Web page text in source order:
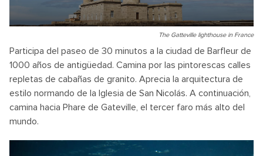
The Gatteville lighthouse in France
Participa del paseo de 30 minutos a la ciudad de Barfleur de
1000 años de antigüedad. Camina por las pintorescas calles
repletas de cabañas de granito. Aprecia la arquitectura de
estilo normando de la Iglesia de San Nicolás. A continuación,
camina hacia Phare de Gateville, el tercer faro más alto del
mundo.